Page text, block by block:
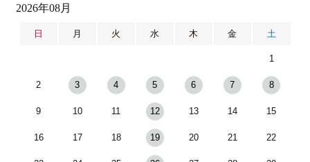
2026年08月
日 月 火 水 木 金 土
1
2 3 4 5 6 7 8
9 10 11 12 13 14 15
16 17 18 19 20 21 22